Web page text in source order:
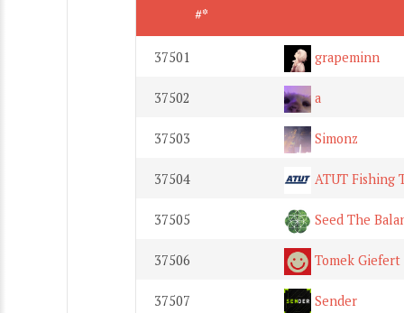
#*
37501 grapeminn
37502 a
37503 Simonz
37504 ATUT Fishing
37505 Seed The
37506 Tomek Giefert
37507 Sender